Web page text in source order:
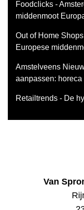
Foodclicks -
middenmoot
Out of Home
Europese
Amstelveens
aanpassen:
Retailtrends - De
Van